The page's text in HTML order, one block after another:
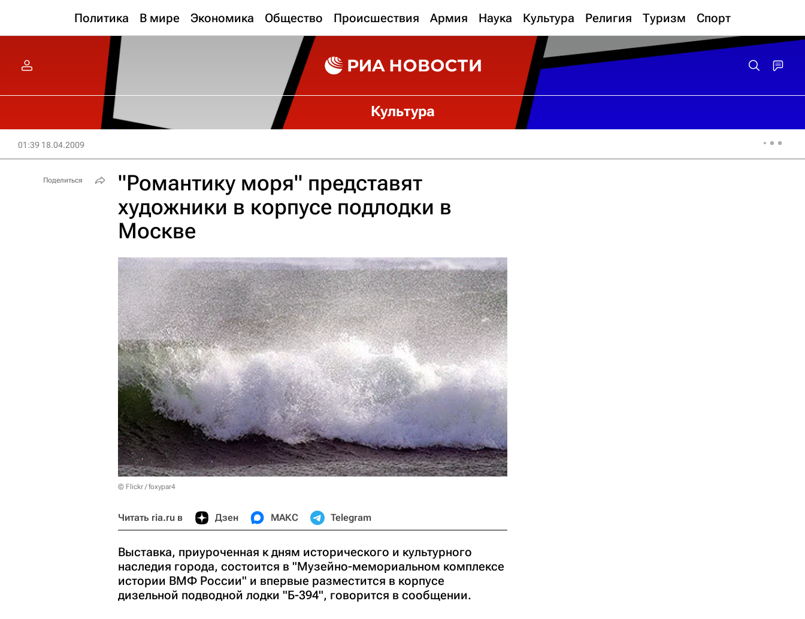
Политика В мире Экономика Общество Происшествия Армия Наука Культура Религия Туризм Спорт
Культура
01:39 18.04.2009
"Романтику моря" представят
художники в корпусе подлодки в
Москве
© Flickr / foxypar4
Читать ria.ru в Дзен МАКС Telegram
Выставка, приуроченная к дням исторического и культурного
наследия города, состоится в "Музейно-мемориальном комплексе
истории ВМФ России" и впервые разместится в корпусе
дизельной подводной лодки "Б-394", говорится в сообщении.
Поделиться